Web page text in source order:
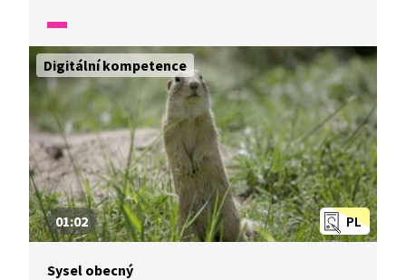
Digitální kompetence
PL
01:02
Sysel obecný